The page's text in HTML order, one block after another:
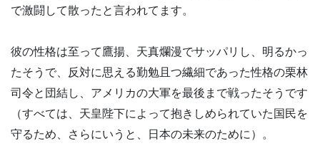
で激闘して散ったと言われてます。
彼の性格は至って鷹揚、天真爛漫でサッパリし、明るかっ
たそうで、反対に思える勤勉且つ繊細であった性格の栗林
司令と団結し、アメリカの大軍を最後まで戦ったそうです
（すべては、天皇陛下によって抱きしめられていた国民を
守るため、さらにいうと、日本の未来のために）。